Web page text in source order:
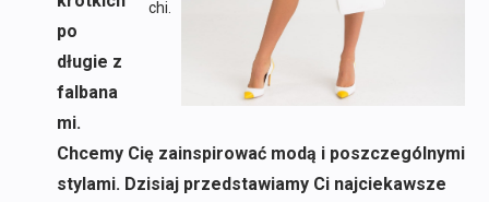
chi.
po
długie z
falbana
mi.
Chcemy Cię zainspirować modą i poszczególnymi
stylami. Dzisiaj przedstawiamy Ci najciekawsze